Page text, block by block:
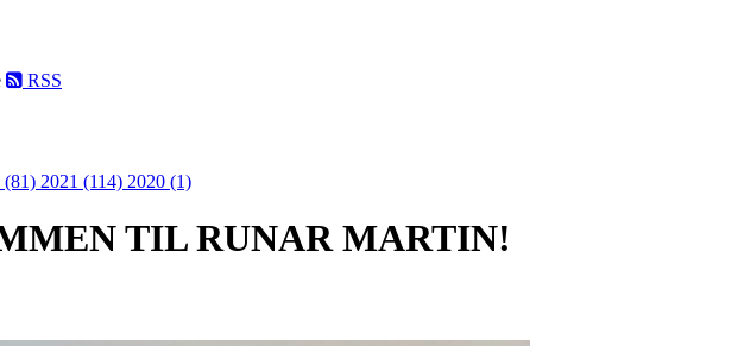
RSS
(81) 2021 (114) 2020 (1)
TIL RUNAR MARTIN!